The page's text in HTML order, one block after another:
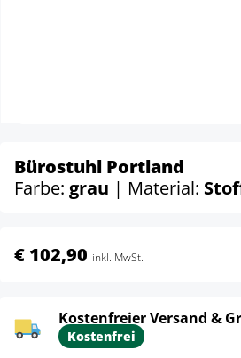
Bürostuhl Portland
Farbe: grau | Material:
€ 102,90 inkl. MwSt.
Kostenfreier Versand &
Kostenfrei